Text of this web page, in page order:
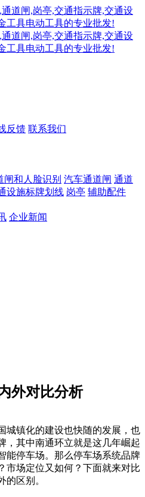
反馈 联系我们
闸和人脸识别 汽车通道闸 通道
设施标牌划线 岗亭 辅助配件
企业新闻
外对比分析
城镇化的建设也快随的发展，也
，其中南通环立就是这几年崛起
能停车场。那么停车场系统品牌
市场定位又如何？下面就来对比
的区别。